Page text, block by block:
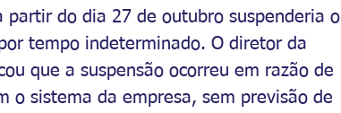
do dia 27 de outubro suspenderia o
tempo indeterminado. O diretor da
que a suspensão ocorreu em razão de
o sistema da empresa, sem previsão de